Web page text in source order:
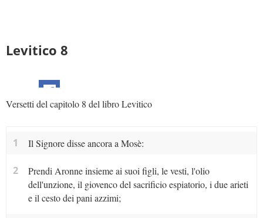
Levitico 8
Versetti del capitolo 8 del libro Levitico
1 Il Signore disse ancora a Mosè:
2
Prendi Aronne insieme ai suoi figli, le vesti, l'olio
dell'unzione, il giovenco del sacrificio espiatorio, i due arieti
e il cesto dei pani azzimi;